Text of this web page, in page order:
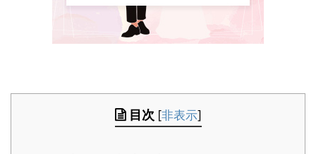
目次 [非表示]